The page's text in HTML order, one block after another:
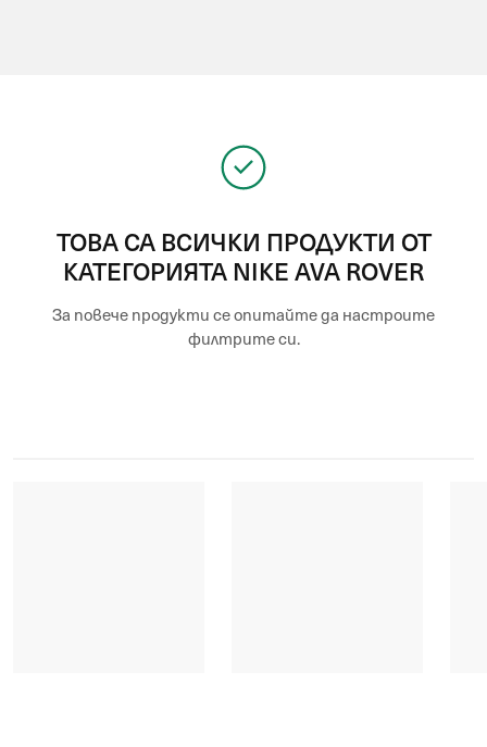
ТОВА СА ВСИЧКИ ПРОДУКТИ ОТ
КАТЕГОРИЯТА NIKE AVA ROVER
За повече продукти се опитайте да настроите
филтрите си.